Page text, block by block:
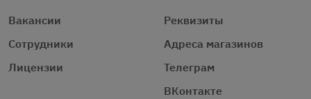
Вакансии
Сотрудники
Лицензии
Реквизиты
Адреса магазинов
Телеграм
ВКонтакте